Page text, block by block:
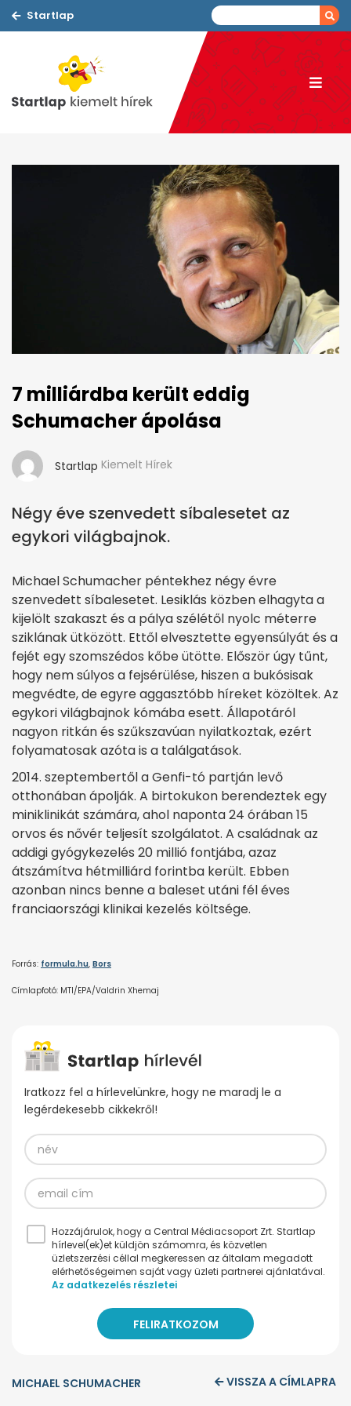
Startlap
7 milliárdba került eddig
Schumacher ápolása
Startlap Kiemelt Hírek
Négy éve szenvedett síbalesetet az
egykori világbajnok.
Michael Schumacher péntekhez négy évre
szenvedett síbalesetet. Lesiklás közben elhagyta a
kijelölt szakaszt és a pálya szélétől nyolc méterre
sziklának ütközött. Ettől elvesztette egyensúlyát és a
fejét egy szomszédos kőbe ütötte. Először úgy tűnt,
hogy nem súlyos a fejsérülése, hiszen a bukósisak
megvédte, de egyre aggasztóbb híreket közöltek. Az
egykori világbajnok kómába esett. Állapotáról
nagyon ritkán és szűkszavúan nyilatkoztak, ezért
folyamatosak azóta is a találgatások.
2014. szeptembertől a Genfi-tó partján levő
otthonában ápolják. A birtokukon berendeztek egy
miniklinikát számára, ahol naponta 24 órában 15
orvos és nővér teljesít szolgálatot. A családnak az
addigi gyógykezelés 20 millió fontjába, azaz
átszámítva hétmilliárd forintba került. Ebben
azonban nincs benne a baleset utáni fél éves
franciaországi klinikai kezelés költsége.
Forrás: formula.hu, Bors
Címlapfotó: MTI/EPA/Valdrin Xhemaj
Iratkozz fel a hírlevelünkre, hogy ne maradj le a
legérdekesebb cikkekről!
Hozzájárulok, hogy a Central Médiacsoport Zrt. Startlap
hírlevel(ek)et küldjön számomra, és közvetlen
üzletszerzési céllal megkeressen az általam megadott
elérhetőségeimen saját vagy üzleti partnerei ajánlatával.
Az adatkezelés részletei
MICHAEL SCHUMACHER VISSZA A CÍMLAPRA